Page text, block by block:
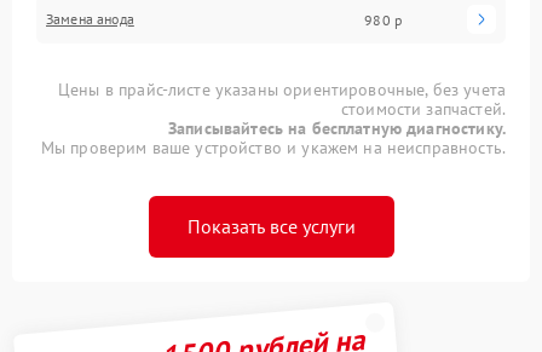
Замена анода 980 р
Цены в прайс-листе указаны ориентировочные, без учета
стоимости запчастей.
Записывайтесь на бесплатную диагностику.
Мы проверим ваше устройство и укажем на неисправность.
Показать все услуги